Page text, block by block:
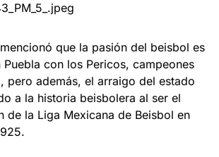
que la pasión del beisbol es
con los Pericos, campeones
pero además, el arraigo del estado
a la historia beisbolera al ser el
de la Liga Mexicana de Beisbol en